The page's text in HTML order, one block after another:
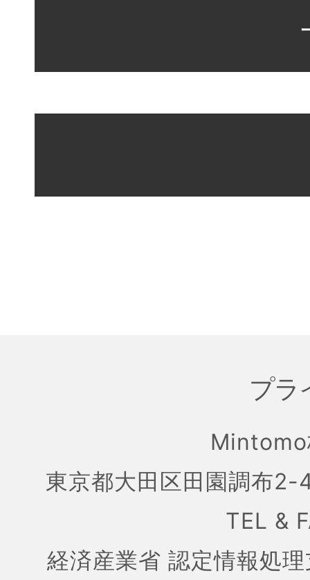
プラ
東京都大田区田園調布
TEL &
経済産業省 認定情報処